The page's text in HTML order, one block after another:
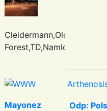
Forest,TD,Namlook
Mayonez
Odp: